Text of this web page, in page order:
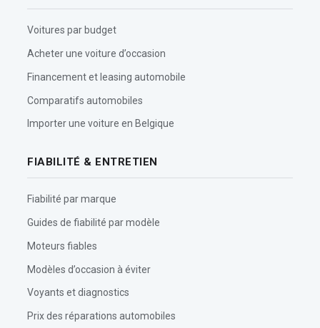
Voitures par budget
Acheter une voiture d’occasion
Financement et leasing automobile
Comparatifs automobiles
Importer une voiture en Belgique
FIABILITÉ & ENTRETIEN
Fiabilité par marque
Guides de fiabilité par modèle
Moteurs fiables
Modèles d’occasion à éviter
Voyants et diagnostics
Prix des réparations automobiles